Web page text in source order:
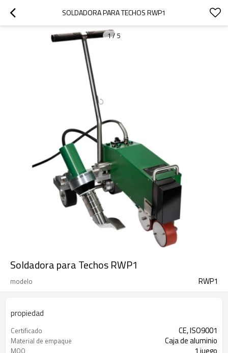
SOLDADORA PARA TECHOS RWP1
1/ 5
Soldadora para Techos RWP1
modelo RWP1
propiedad
Certificado CE, ISO9001
Material de empaque Caja de aluminio
MOQ